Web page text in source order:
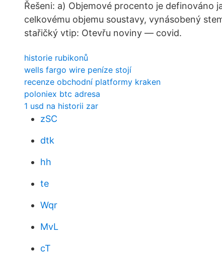
Řešeni: a) Objemové procento je definováno
celkovému objemu soustavy, vynásobený
stařičký vtip: Otevřu noviny — covid.
historie rubikonů
wells fargo wire peníze stojí
recenze obchodní platformy kraken
poloniex btc adresa
1 usd na historii zar
zSC
dtk
hh
te
Wqr
MvL
cT